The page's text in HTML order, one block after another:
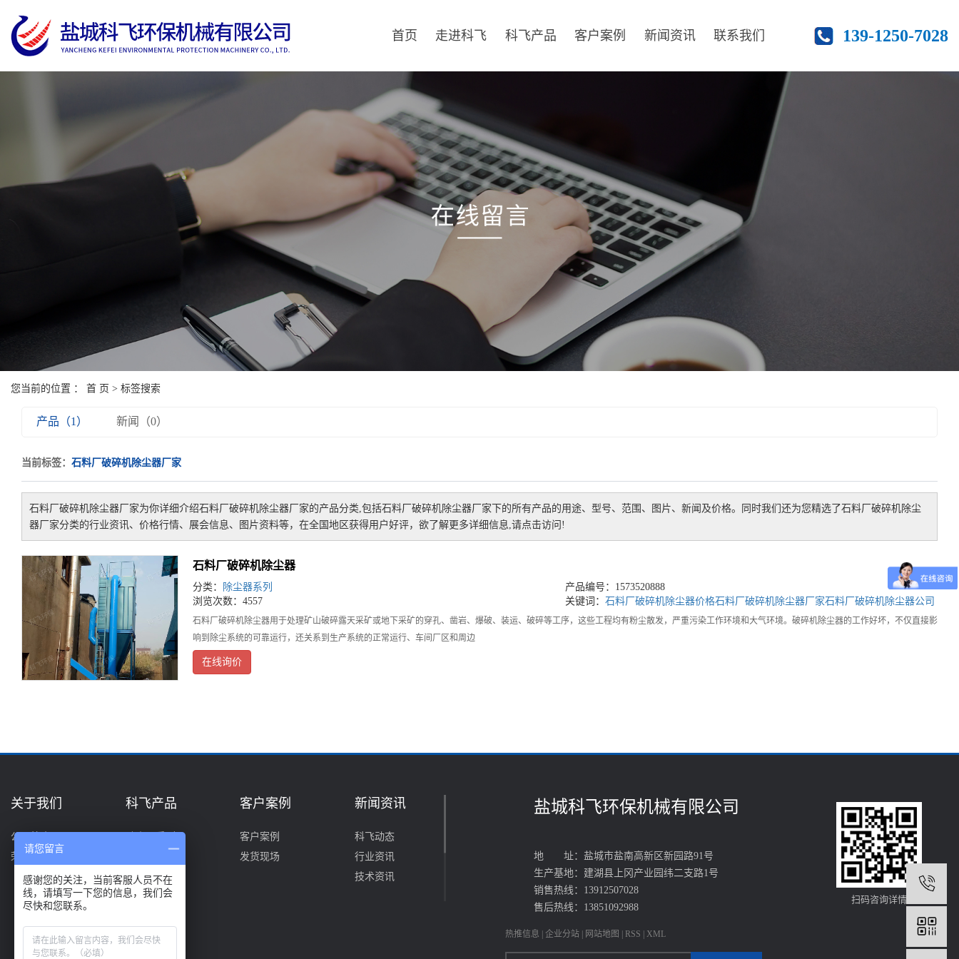
首页 走进科飞 科飞产品 客户案例 新闻资讯 联系我们 139-1250-7028
您当前的位置 ： 首 页 > 标签搜索
产品（1） 新闻（0）
当前标签： 石料厂破碎机除尘器厂家
石料厂破碎机除尘器厂家为你详细介绍石料厂破碎机除尘器厂家的产品分类,包括石料厂破碎机除尘器厂家 下的所有产品的用途、型号、范围、图片、新闻及价格。同时我们还为您精选了石料厂破碎机除尘
器厂家分类的行业资讯、价格行情、展会信息、图片资料等，在全国地区获得用户好评，欲了解更多详细信息,请点击访问!
石料厂破碎机除尘器
分类： 除尘器系列
产品编号：1573520888
浏览次数：4557
关键词： 石料厂破碎机除尘器价格石料厂破碎机除尘器厂家石料厂破碎机除尘器公司
石料厂破碎机除尘器用于处理矿山破碎露天采矿或地下采矿的穿孔、凿岩、爆破、装运、破碎等工序，这些工程均有粉尘散发，严重污染工作环境和大气环境。破碎机除尘器的工作好坏，不仅直接影
响到除尘系统的可靠运行，还关系到生产系统的正常运行、车间厂区和周边
在线询价
关于我们
公司简介
荣誉资质
科飞产品
烘干机系列
客户案例
客户案例
发货现场
新闻资讯
科飞动态
行业资讯
技术资讯
盐城科飞环保机械有限公司
地 址：盐城市盐南高新区新园路91号
生产基地：建湖县上冈产业园纬二支路1号
销售热线：13912507028
售后热线：13851092988
热推信息 | 企业分站 | 网站地图 | RSS |XML
扫码咨询详情
请您留言
感谢您的关注，当前客服人员不在
线，请填写一下您的信息，我们会
尽快和您联系。